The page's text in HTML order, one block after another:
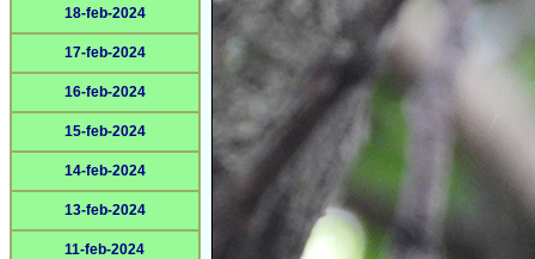
18-feb-2024
17-feb-2024
16-feb-2024
15-feb-2024
14-feb-2024
13-feb-2024
11-feb-2024